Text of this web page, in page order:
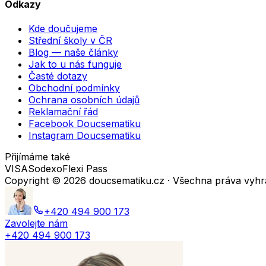
Odkazy
Kde doučujeme
Střední školy v ČR
Blog — naše články
Jak to u nás funguje
Časté dotazy
Obchodní podmínky
Ochrana osobních údajů
Reklamační řád
Facebook Doucsematiku
Instagram Doucsematiku
Přijímáme také
VISASodexoFlexi Pass
Copyright © 2026 doucsematiku.cz · Všechna práva
+420 494 900 173
Zavolejte nám
+420 494 900 173